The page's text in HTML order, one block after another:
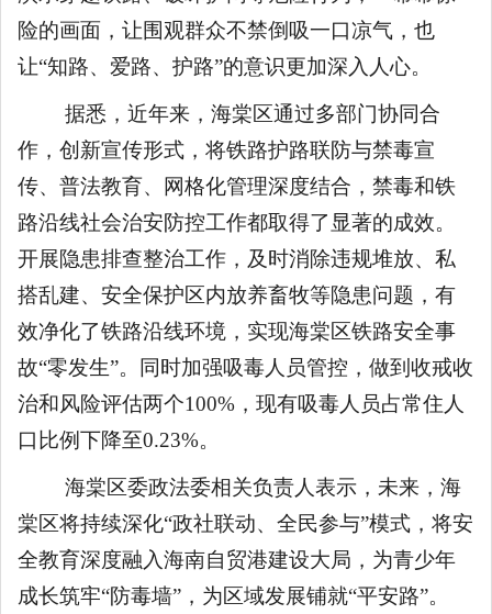
险的画面，让围观群众不禁倒吸一口凉气，也
让“知路、爱路、护路”的意识更加深入人心。
据悉，近年来，海棠区通过多部门协同合
作，创新宣传形式，将铁路护路联防与禁毒宣
传、普法教育、网格化管理深度结合，禁毒和铁
路沿线社会治安防控工作都取得了显著的成效。
开展隐患排查整治工作，及时消除违规堆放、私
搭乱建、安全保护区内放养畜牧等隐患问题，有
效净化了铁路沿线环境，实现海棠区铁路安全事
故“零发生”。同时加强吸毒人员管控，做到收戒收
治和风险评估两个100%，现有吸毒人员占常住人
口比例下降至0.23%。
海棠区委政法委相关负责人表示，未来，海
棠区将持续深化“政社联动、全民参与”模式，将安
全教育深度融入海南自贸港建设大局，为青少年
成长筑牢“防毒墙”，为区域发展铺就“平安路”。